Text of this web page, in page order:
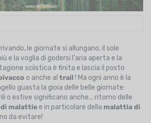
le giornate si allungano, il sole
e la voglia di godersi l'aria aperta e la
sciistica è finita e lascia il posto
o anche al trail ! Ma ogni anno è la
guasta la gioia delle belle giornate:
o estive significano anche... ritorno delle
malattie e in particolare della malattia di
da evitare!